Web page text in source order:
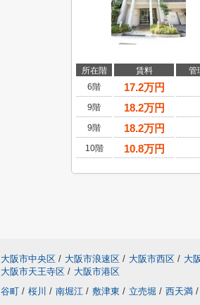
所在階 賃料
管
6階
17.2万円
9階 18.2万円
9階 18.2万円
10階 10.8万円
大阪市中央区 / 大阪市浪速区 / 大阪市西区 / 大
大阪市天王寺区 / 大阪市港区
谷町 / 桜川 / 南堀江 / 敷津東 / 立売堀 / 西天満 /